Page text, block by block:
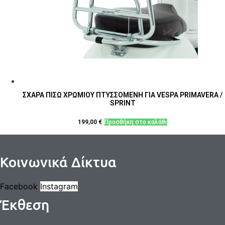
ΣΧΑΡΑ ΠΙΣΩ ΧΡΩΜΙΟΥ ΠΤΥΣΣΟΜΕΝΗ ΓΙΑ VESPA PRIMAVERA /
SPRINT
199,00 € Προσθήκη στο καλάθι
Κοινωνικά Δίκτυα
Facebook Instagram
Έκθεση